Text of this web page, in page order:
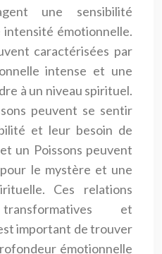
une sensibilité
émotionnelle.
caractérisées par
intense et une
à un niveau spirituel.
peuvent se sentir
et leur besoin de
un Poissons peuvent
le mystère et une
Ces relations
et
important de trouver
émotionnelle